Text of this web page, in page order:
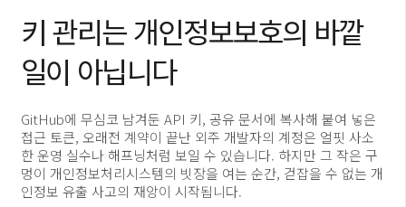
키 관리는 개인정보보호의 바깥
일이 아닙니다
GitHub에 무심코 남겨둔 API 키, 공유 문서에 복사해 붙여 넣은
접근 토큰, 오래전 계약이 끝난 외주 개발자의 계정은 얼핏 사소
한 운영 실수나 해프닝처럼 보일 수 있습니다. 하지만 그 작은 구
멍이 개인정보처리시스템의 빗장을 여는 순간, 걷잡을 수 없는 개
인정보 유출 사고의 재앙이 시작됩니다.